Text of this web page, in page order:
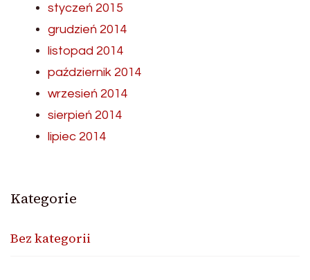
styczeń 2015
grudzień 2014
listopad 2014
październik 2014
wrzesień 2014
sierpień 2014
lipiec 2014
Kategorie
Bez kategorii